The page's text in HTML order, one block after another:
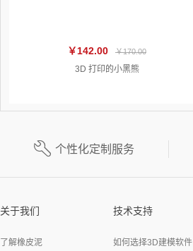
￥142.00 ￥170.00
3D 打印的小黑熊
 个性化定制服务
关于我们
了解橡皮泥
技术支持
如何选择3D建模软件